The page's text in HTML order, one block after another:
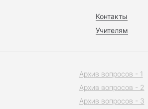
Контакты
Учителям
Архив вопросов - 1
Архив вопросов - 2
Архив вопросов - 3